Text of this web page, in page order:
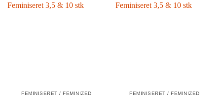
FEMINISERET / FEMINIZED FEMINISERET / FEMINIZED